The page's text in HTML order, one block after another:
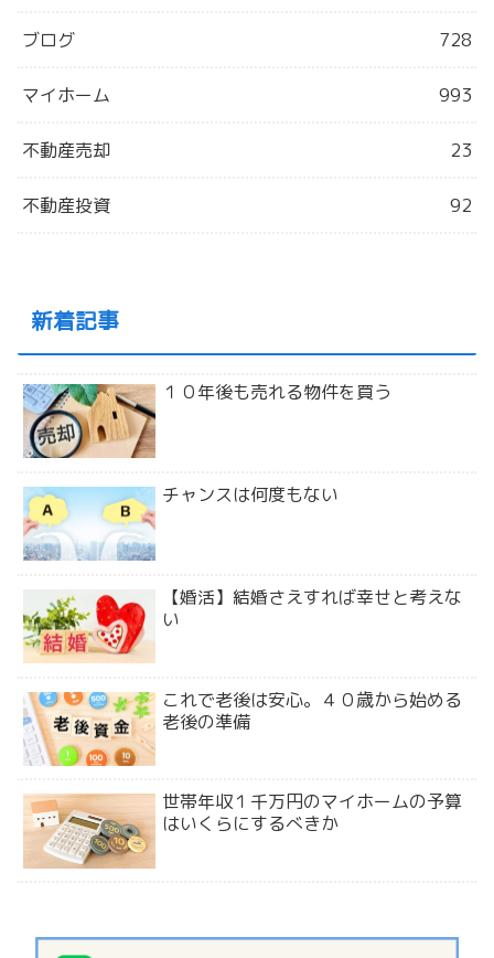
ブログ 728
マイホーム 993
不動産売却 23
不動産投資 92
新着記事
１０年後も売れる物件を買う
チャンスは何度もない
【婚活】結婚さえすれば幸せと考えな
い
これで老後は安心。４０歳から始める
老後の準備
世帯年収１千万円のマイホームの予算
はいくらにするべきか